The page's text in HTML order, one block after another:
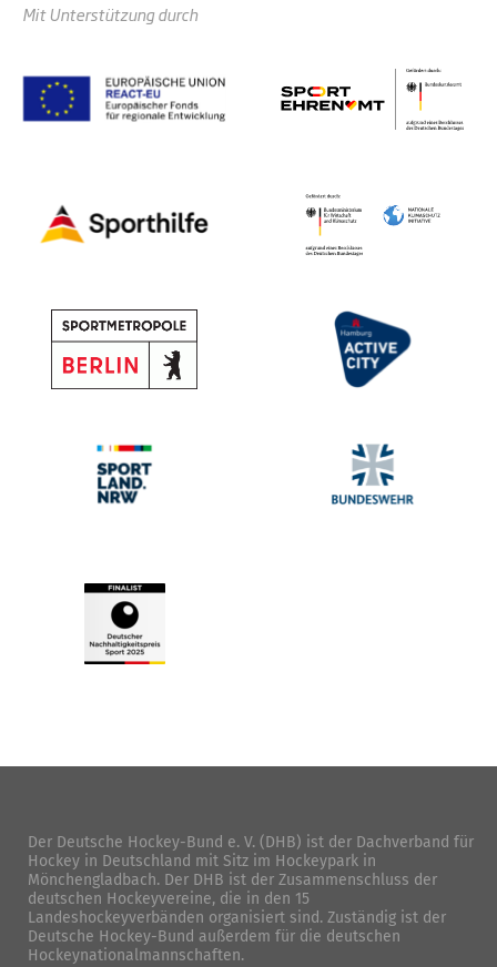
Mit Unterstützung durch
Der Deutsche Hockey-Bund e. V. (DHB) ist der Dachverband für
Hockey in Deutschland mit Sitz im Hockeypark in
Mönchengladbach. Der DHB ist der Zusammenschluss der
deutschen Hockeyvereine, die in den 15
Landeshockeyverbänden organisiert sind. Zuständig ist der
Deutsche Hockey-Bund außerdem für die deutschen
Hockeynationalmannschaften.